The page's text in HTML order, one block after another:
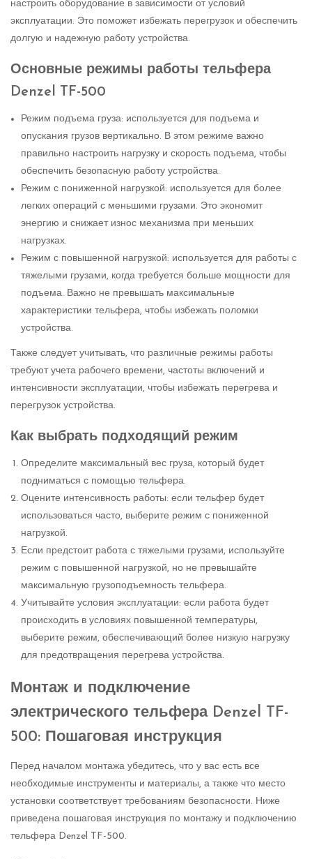
настроить оборудование в зависимости от условий
эксплуатации. Это поможет избежать перегрузок и обеспечить
долгую и надежную работу устройства.
Основные режимы работы тельфера
Denzel TF-500
Режим подъема груза: используется для подъема и
опускания грузов вертикально. В этом режиме важно
правильно настроить нагрузку и скорость подъема, чтобы
обеспечить безопасную работу устройства.
Режим с пониженной нагрузкой: используется для более
легких операций с меньшими грузами. Это экономит
энергию и снижает износ механизма при меньших
нагрузках.
Режим с повышенной нагрузкой: используется для работы с
тяжелыми грузами, когда требуется больше мощности для
подъема. Важно не превышать максимальные
характеристики тельфера, чтобы избежать поломки
устройства.
Также следует учитывать, что различные режимы работы
требуют учета рабочего времени, частоты включений и
интенсивности эксплуатации, чтобы избежать перегрева и
перегрузок устройства.
Как выбрать подходящий режим
Определите максимальный вес груза, который будет
подниматься с помощью тельфера.
Оцените интенсивность работы: если тельфер будет
использоваться часто, выберите режим с пониженной
нагрузкой.
Если предстоит работа с тяжелыми грузами, используйте
режим с повышенной нагрузкой, но не превышайте
максимальную грузоподъемность тельфера.
Учитывайте условия эксплуатации: если работа будет
происходить в условиях повышенной температуры,
выберите режим, обеспечивающий более низкую нагрузку
для предотвращения перегрева устройства.
Монтаж и подключение
электрического тельфера Denzel TF-
500: Пошаговая инструкция
Перед началом монтажа убедитесь, что у вас есть все
необходимые инструменты и материалы, а также что место
установки соответствует требованиям безопасности. Ниже
приведена пошаговая инструкция по монтажу и подключению
тельфера Denzel TF-500.